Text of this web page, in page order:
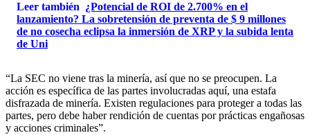
Leer también ¿Potencial de ROI de 2.700% en el
lanzamiento? La sobretensión de preventa de $ 9 millones
de no cosecha eclipsa la inmersión de XRP y la subida lenta
de Uni
“La SEC no viene tras la minería, así que no se preocupen. La
acción es específica de las partes involucradas aquí, una estafa
disfrazada de minería. Existen regulaciones para proteger a todas las
partes, pero debe haber rendición de cuentas por prácticas engañosas
y acciones criminales”.